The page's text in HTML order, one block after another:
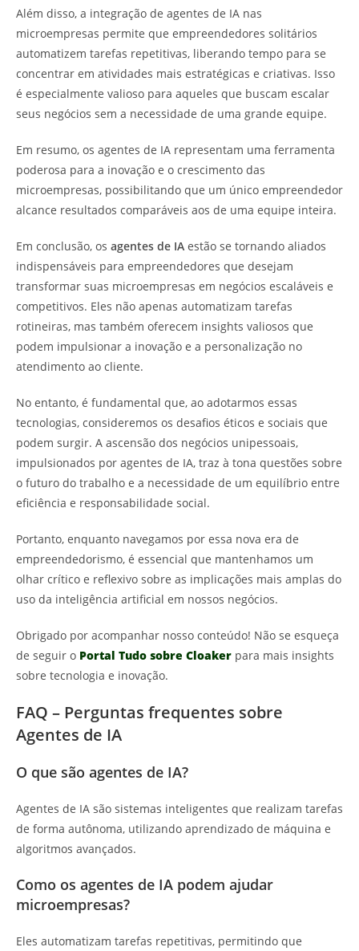
Além disso, a integração de agentes de IA nas
microempresas permite que empreendedores solitários
automatizem tarefas repetitivas, liberando tempo para se
concentrar em atividades mais estratégicas e criativas. Isso
é especialmente valioso para aqueles que buscam escalar
seus negócios sem a necessidade de uma grande equipe.
Em resumo, os agentes de IA representam uma ferramenta
poderosa para a inovação e o crescimento das
microempresas, possibilitando que um único empreendedor
alcance resultados comparáveis aos de uma equipe inteira.
Em conclusão, os agentes de IA estão se tornando aliados
indispensáveis para empreendedores que desejam
transformar suas microempresas em negócios escaláveis e
competitivos. Eles não apenas automatizam tarefas
rotineiras, mas também oferecem insights valiosos que
podem impulsionar a inovação e a personalização no
atendimento ao cliente.
No entanto, é fundamental que, ao adotarmos essas
tecnologias, consideremos os desafios éticos e sociais que
podem surgir. A ascensão dos negócios unipessoais,
impulsionados por agentes de IA, traz à tona questões sobre
o futuro do trabalho e a necessidade de um equilíbrio entre
eficiência e responsabilidade social.
Portanto, enquanto navegamos por essa nova era de
empreendedorismo, é essencial que mantenhamos um
olhar crítico e reflexivo sobre as implicações mais amplas do
uso da inteligência artificial em nossos negócios.
Obrigado por acompanhar nosso conteúdo! Não se esqueça
de seguir o Portal Tudo sobre Cloaker para mais insights
sobre tecnologia e inovação.
FAQ – Perguntas frequentes sobre
Agentes de IA
O que são agentes de IA?
Agentes de IA são sistemas inteligentes que realizam tarefas
de forma autônoma, utilizando aprendizado de máquina e
algoritmos avançados.
Como os agentes de IA podem ajudar
microempresas?
Eles automatizam tarefas repetitivas, permitindo que